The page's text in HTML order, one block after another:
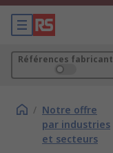
Références fabricant
/ Notre offre
par industries
et secteurs